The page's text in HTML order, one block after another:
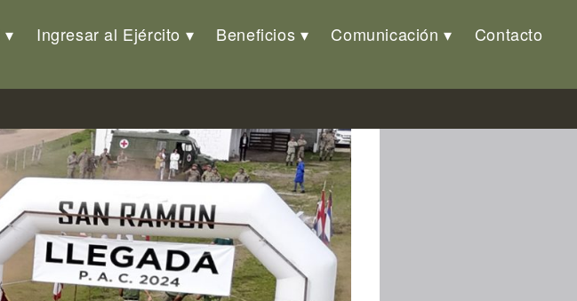
Ingresar al Ejército Beneficios Comunicación Contacto